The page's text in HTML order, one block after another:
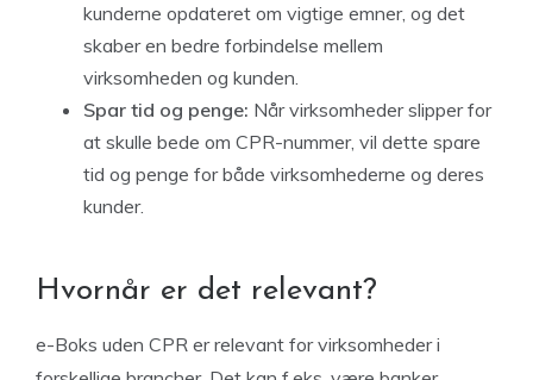
kunderne opdateret om vigtige emner, og det
skaber en bedre forbindelse mellem
virksomheden og kunden.
Spar tid og penge: Når virksomheder slipper for
at skulle bede om CPR-nummer, vil dette spare
tid og penge for både virksomhederne og deres
kunder.
Hvornår er det relevant?
e-Boks uden CPR er relevant for virksomheder i